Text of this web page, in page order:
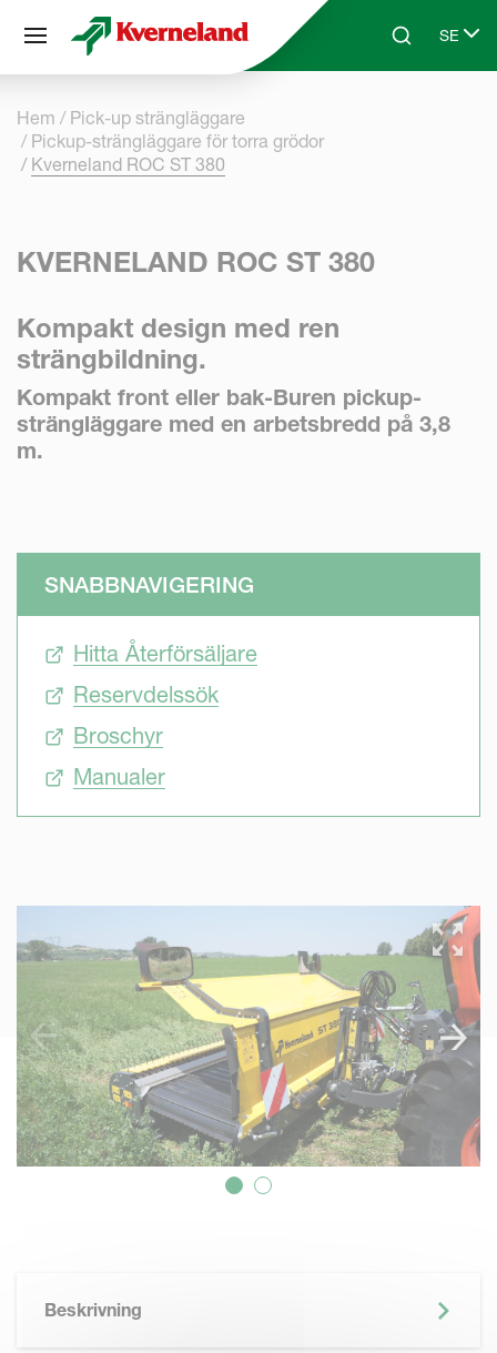
Skip to main contentSearchSE
Select
Hem
Pick-up strängläggare
Pickup-strängläggare för torra grödor
Kverneland ROC ST 380
KVERNELAND ROC ST 380
Kompakt design med ren
strängbildning.
Kompakt front eller bak-Buren pickup-
strängläggare med en arbetsbredd på 3,8
m.
SNABBNAVIGERING
Hitta Återförsäljare
Reservdelssök
Broschyr
Manualer
Beskrivning
Cookie- hanteringspanel